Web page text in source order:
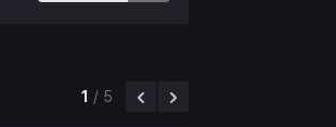
1 / 5